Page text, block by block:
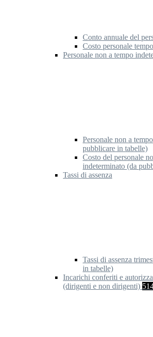
Conto annuale del
Costo personale
Personale non a tempo
Personale non a
pubblicare in tabelle)
Costo del personale
indeterminato (da
Tassi di assenza
Tassi di assenza
in tabelle)
Incarichi conferiti e
(dirigenti e non dirigenti)